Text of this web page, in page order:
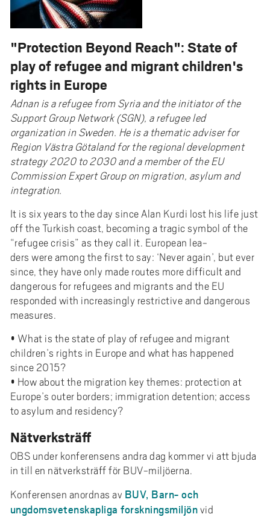
"Protection Beyond Reach": State of
play of refugee and migrant children's
rights in Europe
Adnan is a refugee from Syria and the initiator of the
Support Group Network (SGN), a refugee led
organization in Sweden. He is a thematic adviser for
Region Västra Götaland for the regional development
strategy 2020 to 2030 and a member of the EU
Commission Expert Group on migration, asylum and
integration.
It is six years to the day since Alan Kurdi lost his life just
off the Turkish coast, becoming a tragic symbol of the
“refugee crisis” as they call it. European lea-
ders were among the first to say: ‘Never again’, but ever
since, they have only made routes more difficult and
dangerous for refugees and migrants and the EU
responded with increasingly restrictive and dangerous
measures.
• What is the state of play of refugee and migrant
children’s rights in Europe and what has happened
since 2015?
• How about the migration key themes: protection at
Europe’s outer borders; immigration detention; access
to asylum and residency?
Nätverksträff
OBS under konferensens andra dag kommer vi att bjuda
in till en nätverksträff för BUV-miljöerna.
Konferensen anordnas av BUV, Barn- och
ungdomsvetenskapliga forskningsmiljön vid